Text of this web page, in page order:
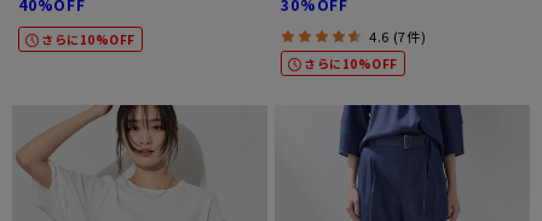
40%OFF
さらに10%OFF
30%OFF
4.6 (7件)
さらに10%OFF